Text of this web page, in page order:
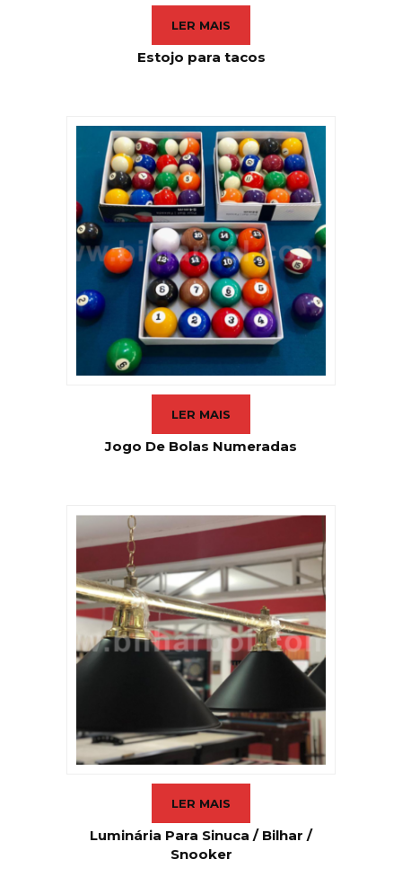
LER MAIS
Estojo para tacos
LER MAIS
Jogo De Bolas Numeradas
LER MAIS
Luminária Para Sinuca / Bilhar /
Snooker